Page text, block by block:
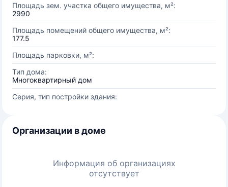
Площадь зем. участка общего имущества, м²:
2990
Площадь помещений общего имущества, м²:
177.5
Площадь парковки, м²:
Тип дома:
Многоквартирный дом
Серия, тип постройки здания:
Организации в доме
Информация об организациях
отсутствует